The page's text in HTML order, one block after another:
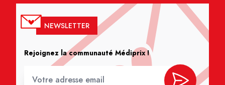
NEWSLETTER
Rejoignez la communauté Médiprix !